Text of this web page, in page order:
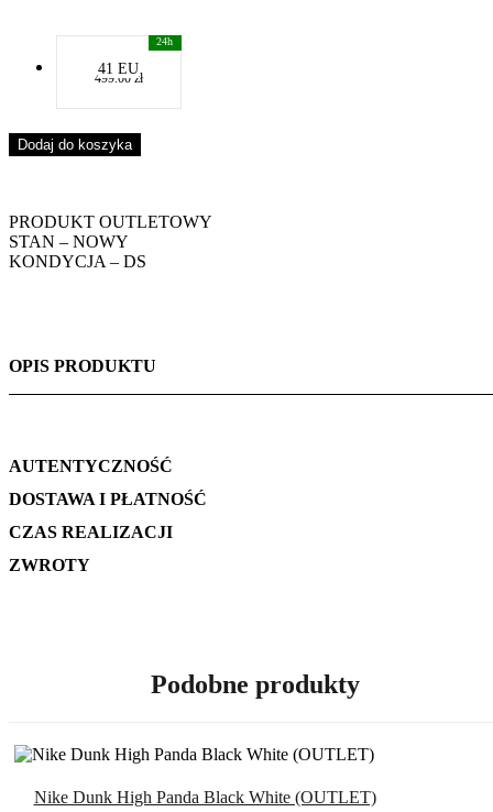
PRODUKT OUTLETOWY
STAN – NOWY
KONDYCJA – DS
-
41 EU
-
499.00zł
Dodaj do koszyka
OPIS PRODUKTU
AUTENTYCZNOŚĆ
DOSTAWA I PŁATNOŚĆ
CZAS REALIZACJI
ZWROTY
Podobne produkty
Nike Dunk High Panda Black White (OUTLET)